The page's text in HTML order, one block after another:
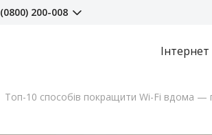
(0800) 200-008
Інтернет
Топ-10 способів покращити Wi-Fi вдома —